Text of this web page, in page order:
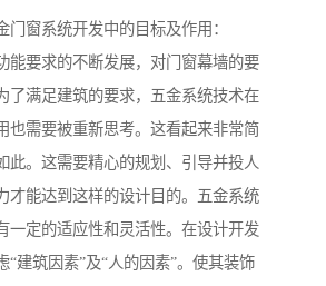
门窗系统开发中的目标及作用：
能要求的不断发展，对门窗幕墙的要
了满足建筑的要求，五金系统技术在
也需要被重新思考。这看起来非常简
此。这需要精心的规划、引导并投人
才能达到这样的设计目的。五金系统
一定的适应性和灵活性。在设计开发
“建筑因素”及“人的因素”。使其装饰